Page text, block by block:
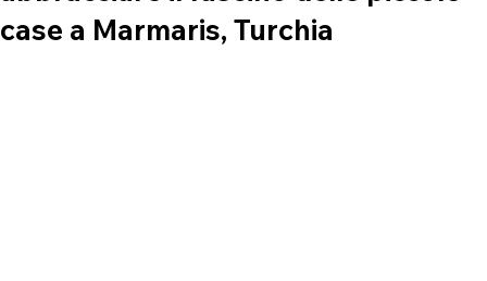
case a Marmaris, Turchia